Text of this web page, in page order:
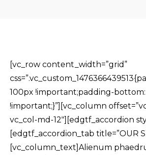
[vc_row content_width=”grid”
100px !important;padding-
!important;}”][vc_column
vc_col-md-12″][edgtf_accordion
[edgtf_accordion_tab title=”OUR
[vc_column_text]Alienum